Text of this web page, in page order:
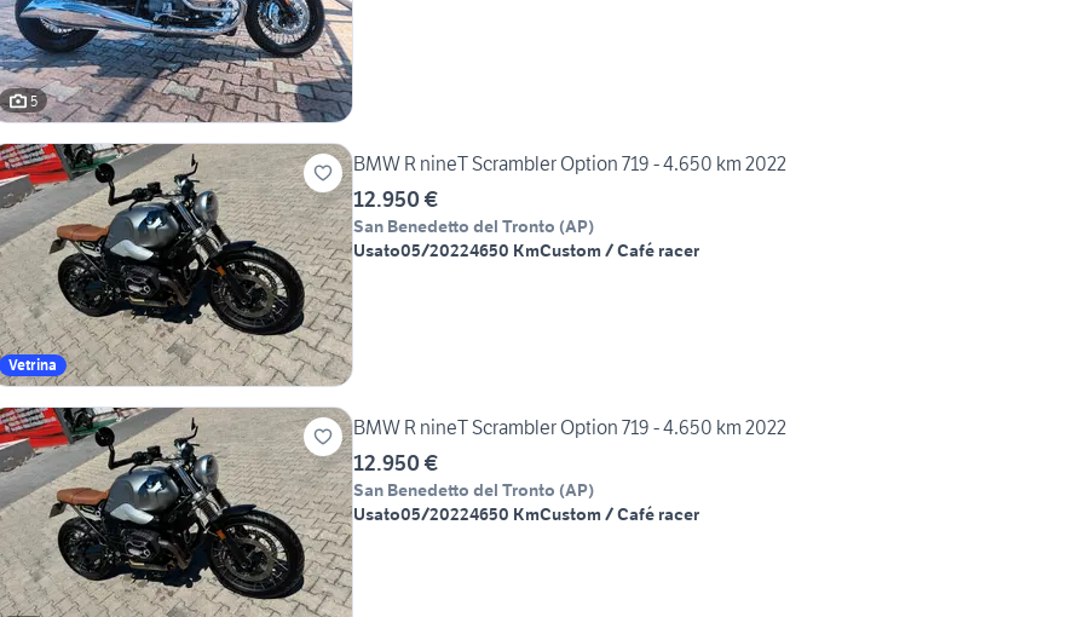
5
Vetrina
BMW R nineT Scrambler Option 719 - 4.650 km 2022
12.950 €
San Benedetto del Tronto (AP)
Usato05/20224650 KmCustom / Café racer
BMW R nineT Scrambler Option 719 - 4.650 km 2022
12.950 €
San Benedetto del Tronto (AP)
Usato05/20224650 KmCustom / Café racer